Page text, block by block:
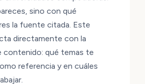
sino con qué
la fuente citada. Este
directamente con la
contenido: qué temas te
referencia y en cuáles